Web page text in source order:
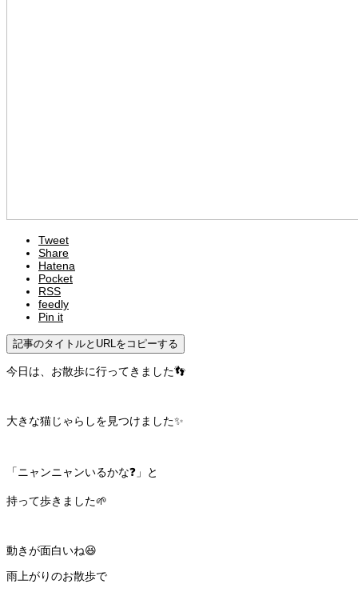
Tweet
Share
Hatena
Pocket
RSS
feedly
Pin it
記事のタイトルとURLをコピーする
今日は、お散歩に行ってきました👣
大きな猫じゃらしを見つけました✨
「ニャンニャンいるかな❓」と
持って歩きました🌱
動きが面白いね😆
雨上がりのお散歩で